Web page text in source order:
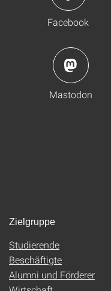
Facebook
Mastodon
Zielgruppe
Studierende
Beschäftigte
Alumni und Förderer